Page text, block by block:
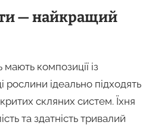
— найкращий
композиції із
рослини ідеально підходять
скляних систем. Їхня
та здатність тривалий